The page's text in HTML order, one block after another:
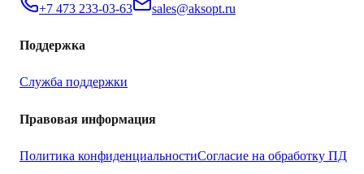
+7 473 233-03-63
sales@aksopt.ru
Поддержка
Служба поддержки
Правовая информация
Политика конфиденциальностиСогласие на обработку ПД